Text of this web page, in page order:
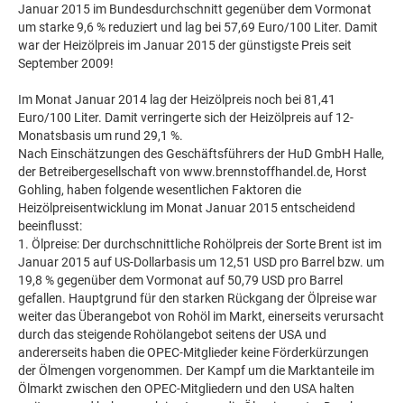
Januar 2015 im Bundesdurchschnitt gegenüber dem Vormonat
um starke 9,6 % reduziert und lag bei 57,69 Euro/100 Liter. Damit
war der Heizölpreis im Januar 2015 der günstigste Preis seit
September 2009!
Im Monat Januar 2014 lag der Heizölpreis noch bei 81,41
Euro/100 Liter. Damit verringerte sich der Heizölpreis auf 12-
Monatsbasis um rund 29,1 %.
Nach Einschätzungen des Geschäftsführers der HuD GmbH Halle,
der Betreibergesellschaft von www.brennstoffhandel.de, Horst
Gohling, haben folgende wesentlichen Faktoren die
Heizölpreisentwicklung im Monat Januar 2015 entscheidend
beeinflusst:
1. Ölpreise: Der durchschnittliche Rohölpreis der Sorte Brent ist im
Januar 2015 auf US-Dollarbasis um 12,51 USD pro Barrel bzw. um
19,8 % gegenüber dem Vormonat auf 50,79 USD pro Barrel
gefallen. Hauptgrund für den starken Rückgang der Ölpreise war
weiter das Überangebot von Rohöl im Markt, einerseits verursacht
durch das steigende Rohölangebot seitens der USA und
andererseits haben die OPEC-Mitglieder keine Förderkürzungen
der Ölmengen vorgenommen. Der Kampf um die Marktanteile im
Ölmarkt zwischen den OPEC-Mitgliedern und den USA halten